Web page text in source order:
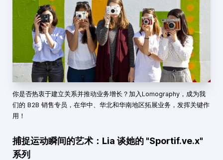
你是否热衷于建立关系并推动业务增长？加入Lomography，成为我
们的 B2B 销售专员，在华中、华北和华南地区拓展业务，发挥关键作
用！
捕捉运动瞬间的艺术：Lia 谈她的 "Sportif.ve.x"
系列